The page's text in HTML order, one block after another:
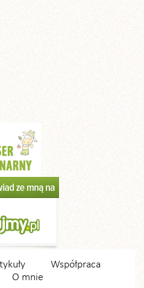
Współpraca
O mnie